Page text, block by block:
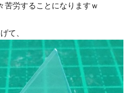
苦労することになりますｗ
て、